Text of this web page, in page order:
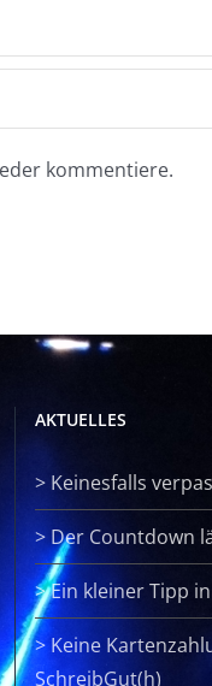
kommentiere.
AKTUELLES
> Keinesfalls
>Der Countdown
>Ein kleiner Tipp
> Keine
SchreibGut(h)